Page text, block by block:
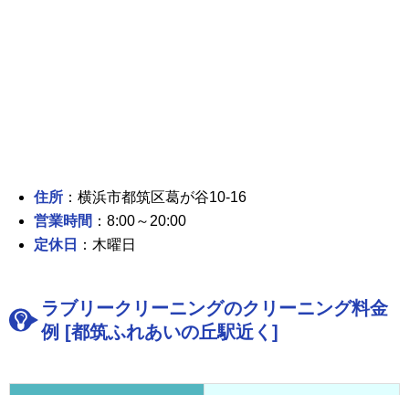
住所 ：横浜市都筑区葛が谷10-16
営業時間 ：8:00～20:00
定休日
：木曜日
ラブリークリーニングのクリーニング料金
例 [都筑ふれあいの丘駅近く]